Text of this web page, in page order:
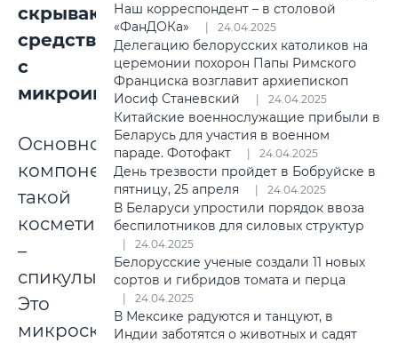
скрывают
средства
с
микроиглами
Основной
компонент
такой
косметики
–
спикулы.
Это
микроскопические
Наш корреспондент – в столовой
«ФанДОКа»
24.04.2025
Делегацию белорусских католиков на
церемонии похорон Папы Римского
Франциска возглавит архиепископ
Иосиф Станевский
24.04.2025
Китайские военнослужащие прибыли в
Беларусь для участия в военном
параде. Фотофакт
24.04.2025
День трезвости пройдет в Бобруйске в
пятницу, 25 апреля
24.04.2025
В Беларуси упростили порядок ввоза
беспилотников для силовых структур
24.04.2025
Белорусские ученые создали 11 новых
сортов и гибридов томата и перца
24.04.2025
В Мексике радуются и танцуют, в
Индии заботятся о животных и садят